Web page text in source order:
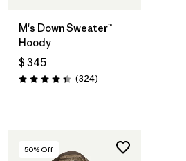
M's Down Sweater™
Hoody
$ 345
Valoración: 4.4 / 5
(324Comentarios
)
50% Off